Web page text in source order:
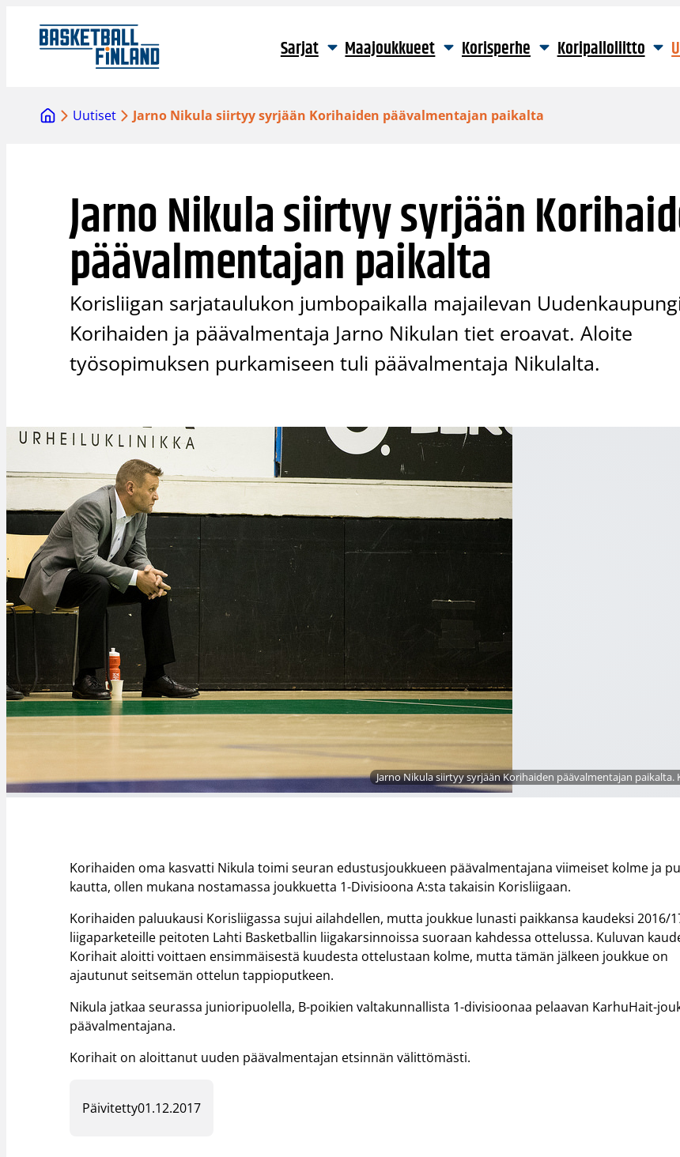
sisältöön
Sarjat Maajoukkueet Korisperhe Koripalloliitto
Uutiset Jarno Nikula siirtyy syrjään Korihaiden päävalmentajan paikalta
Jarno Nikula siirtyy syrjään
päävalmentajan paikalta
Korisliigan sarjataulukon jumbopaikalla majailevan
Korihaiden ja päävalmentaja Jarno Nikulan tiet eroavat. Aloite
työsopimuksen purkamiseen tuli päävalmentaja Nikulalta.
Jarno Nikula siirtyy syrjään Korihaiden päävalmentajan paikalta.
Korihaiden oma kasvatti Nikula toimi seuran edustusjoukkueen päävalmentajana viimeiset kolme ja
kautta, ollen mukana nostamassa joukkuetta 1-Divisioona A:sta takaisin Korisliigaan.
Korihaiden paluukausi Korisliigassa sujui ailahdellen, mutta joukkue lunasti paikkansa kaudeksi 2016/
liigaparketeille peitoten Lahti Basketballin liigakarsinnoissa suoraan kahdessa ottelussa. Kuluvan
Korihait aloitti voittaen ensimmäisestä kuudesta ottelustaan kolme, mutta tämän jälkeen joukkue on
ajautunut seitsemän ottelun tappioputkeen.
Nikula jatkaa seurassa junioripuolella, B-poikien valtakunnallista 1-divisioonaa pelaavan KarhuHait-
päävalmentajana.
Korihait on aloittanut uuden päävalmentajan etsinnän välittömästi.
Päivitetty01.12.2017